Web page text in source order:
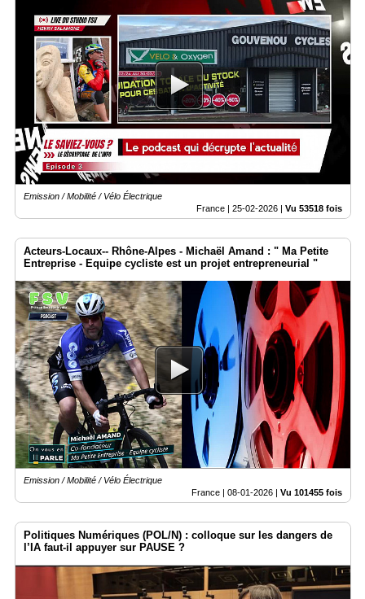
Emission / Mobilité / Vélo Électrique
France | 25-02-2026 | Vu 53518 fois
Acteurs-Locaux-- Rhône-Alpes - Michaël Amand : " Ma Petite
Entreprise - Equipe cycliste est un projet entrepreneurial "
Emission / Mobilité / Vélo Électrique
France | 08-01-2026 | Vu 101455 fois
Politiques Numériques (POL/N) : colloque sur les dangers de
l’IA faut-il appuyer sur PAUSE ?